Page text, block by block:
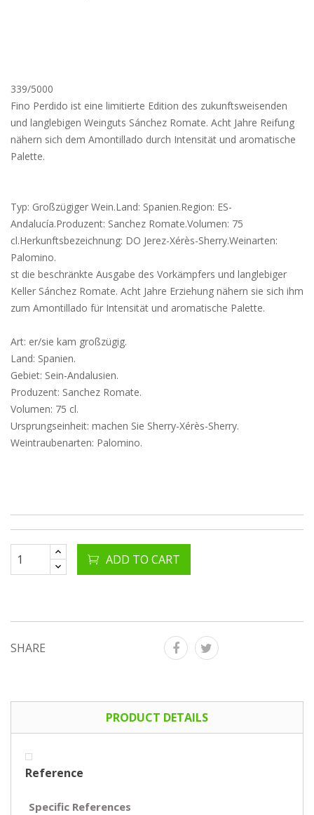
339/5000
Fino Perdido ist eine limitierte Edition des zukunftsweisenden
und langlebigen Weinguts Sánchez Romate. Acht Jahre Reifung
nähern sich dem Amontillado durch Intensität und aromatische
Palette.
Typ: Großzügiger Wein.Land: Spanien.Region: ES-
Andalucía.Produzent: Sanchez Romate.Volumen: 75
cl.Herkunftsbezeichnung: DO Jerez-Xérès-Sherry.Weinarten:
Palomino.
st die beschränkte Ausgabe des Vorkämpfers und langlebiger
Keller Sánchez Romate. Acht Jahre Erziehung nähern sie sich ihm
zum Amontillado für Intensität und aromatische Palette.
Art: er/sie kam großzügig.
Land: Spanien.
Gebiet: Sein-Andalusien.
Produzent: Sanchez Romate.
Volumen: 75 cl.
Ursprungseinheit: machen Sie Sherry-Xérès-Sherry.
Weintraubenarten: Palomino.
ADD TO CART
SHARE
PRODUCT DETAILS
Reference
Specific References